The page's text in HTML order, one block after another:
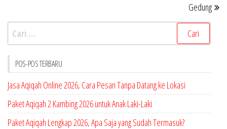
Gedung
Cari
untuk:
POS-POS TERBARU
Jasa Aqiqah Online 2026, Cara Pesan Tanpa Datang ke Lokasi
Paket Aqiqah 2 Kambing 2026 untuk Anak Laki-Laki
Paket Aqiqah Lengkap 2026, Apa Saja yang Sudah Termasuk?